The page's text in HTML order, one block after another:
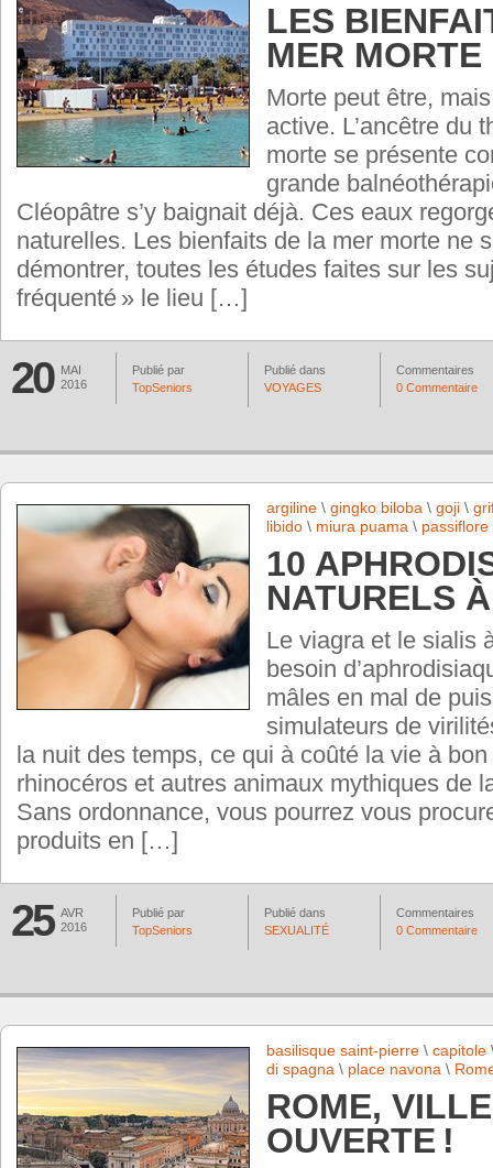
LES
MER MORTE
Morte peut être,
active. L’ancêtre du
morte se présente
grande
Cléopâtre s’y baignait déjà. Ces eaux
naturelles. Les bienfaits de la mer morte ne
démontrer, toutes les études faites sur les
fréquenté » le lieu […]
20
MAI
2016
Publié par
TopSeniors
Publié dans
VOYAGES
Commentaires
0 Commentaire
argiline \ gingko biloba \ goji \
libido \ miura puama \ passiflore
10
NATURELS
Le viagra et le sialis
besoin
mâles en mal de
simulateurs de
la nuit des temps, ce qui à coûté la vie à
rhinocéros et autres animaux mythiques de
Sans ordonnance, vous pourrez vous
produits en […]
25 AVR
2016
Publié par
TopSeniors
Publié dans
SEXUALITÉ
Commentaires
0 Commentaire
basilisque saint-pierre \ capitole
di spagna \ place navona \
ROME, VILLE
OUVERTE !